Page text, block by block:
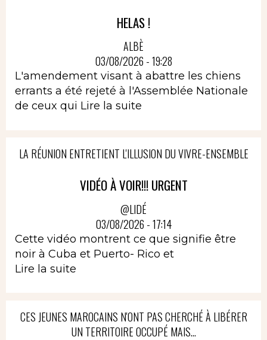
HELAS !
ALBÈ
03/08/2026 - 19:28
L'amendement visant à abattre les chiens
errants a été rejeté à l'Assemblée Nationale
de ceux qui Lire la suite
LA RÉUNION ENTRETIENT L'ILLUSION DU VIVRE-ENSEMBLE
VIDÉO À VOIR!!! URGENT
@LIDÉ
03/08/2026 - 17:14
Cette vidéo montrent ce que signifie être
noir à Cuba et Puerto- Rico et
Lire la suite
CES JEUNES MAROCAINS N'ONT PAS CHERCHÉ À LIBÉRER
UN TERRITOIRE OCCUPÉ MAIS...